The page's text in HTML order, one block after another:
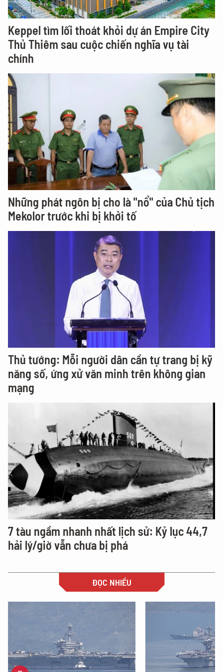
Keppel tìm lối thoát khỏi dự án Empire City
Thủ Thiêm sau cuộc chiến nghĩa vụ tài
chính
Những phát ngôn bị cho là "nổ" của Chủ tịch
Mekolor trước khi bị khởi tố
Thủ tướng: Mỗi người dân cần tự trang bị kỹ
năng số, ứng xử văn minh trên không gian
mạng
7 tàu ngầm nhanh nhất lịch sử: Kỷ lục 44,7
hải lý/giờ vẫn chưa bị phá
ĐỌC NHIỀU